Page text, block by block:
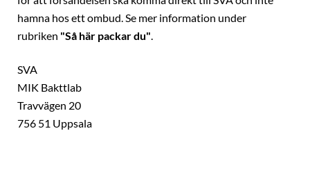
hamna hos ett ombud. Se mer information under
rubriken "Så här packar du".
SVA
MIK Bakttlab
Travvägen 20
756 51 Uppsala